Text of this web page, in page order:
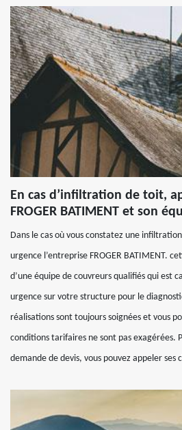
En cas d’infiltration de toit,
FROGER BATIMENT et son
Dans le cas où vous constatez une
urgence l’entreprise FROGER BATIMENT.
d’une équipe de couvreurs qualifiés qui est
urgence sur votre structure pour le
réalisations sont toujours soignées et vous
conditions tarifaires ne sont pas exagérées.
demande de devis, vous pouvez appeler ses